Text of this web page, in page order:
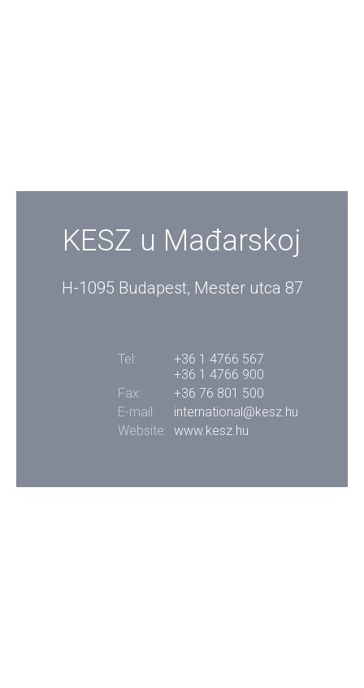
KESZ u Mađarskoj
H-1095 Budapest, Mester utca 87
Tel:
+36 1 4766 567
+36 1 4766 900
Fax:
+36 76 801 500
E-mail:
international@kesz.hu
Website: www.kesz.hu